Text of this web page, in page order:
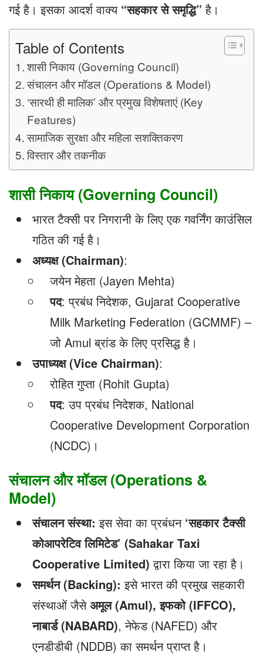
गई है। इसका आदर्श वाक्य “सहकार से समृद्धि” है।
Table of Contents
शासी निकाय (Governing Council)
संचालन और मॉडल (Operations & Model)
‘सारथी ही मालिक’ और प्रमुख विशेषताएं (Key
Features)
सामाजिक सुरक्षा और महिला सशक्तिकरण
विस्तार और तकनीक
शासी निकाय (Governing Council)
भारत टैक्सी पर निगरानी के लिए एक गवर्निंग काउंसिल
गठित की गई है।
अध्यक्ष (Chairman):
जयेन मेहता (Jayen Mehta)
पद: प्रबंध निदेशक, Gujarat Cooperative
Milk Marketing Federation (GCMMF) –
जो Amul ब्रांड के लिए प्रसिद्ध है।
उपाध्यक्ष (Vice Chairman):
रोहित गुप्ता (Rohit Gupta)
पद: उप प्रबंध निदेशक, National
Cooperative Development Corporation
(NCDC)।
संचालन और मॉडल (Operations &
Model)
संचालन संस्था: इस सेवा का प्रबंधन ‘सहकार टैक्सी
कोआपरेटिव लिमिटेड’ (Sahakar Taxi
Cooperative Limited) द्वारा किया जा रहा है।
समर्थन (Backing): इसे भारत की प्रमुख सहकारी
संस्थाओं जैसेअमूल (Amul),इफको (IFFCO),
नाबार्ड (NABARD), नेफेड (NAFED) और
एनडीडीबी (NDDB) का समर्थन प्राप्त है।